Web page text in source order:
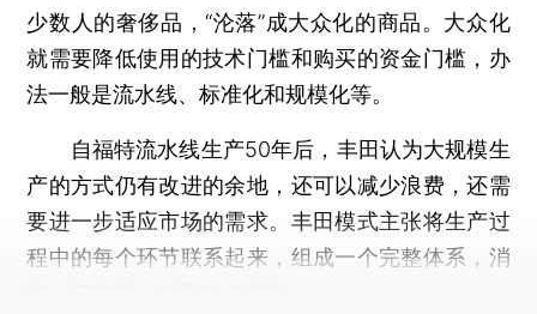
少数人的奢侈品，“沦落”成大众化的商品。大众化
就需要降低使用的技术门槛和购买的资金门槛，办
法一般是流水线、标准化和规模化等。
自福特流水线生产50年后，丰田认为大规模生
产的方式仍有改进的余地，还可以减少浪费，还需
要进一步适应市场的需求。丰田模式主张将生产过
程中的每个环节联系起来，组成一个完整体系，消